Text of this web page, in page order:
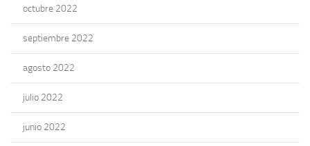
octubre 2022
septiembre 2022
agosto 2022
julio 2022
junio 2022